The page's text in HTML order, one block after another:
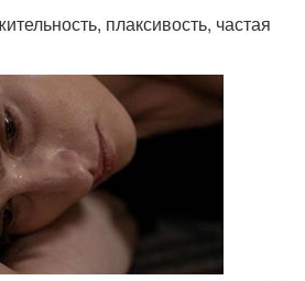
плаксивость, частая